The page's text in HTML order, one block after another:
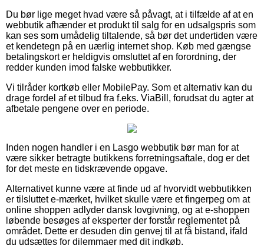
Du bør lige meget hvad være så påvagt, at i tilfælde af at en
webbutik afhænder et produkt til salg for en udsalgspris som
kan ses som umådelig tiltalende, så bør det undertiden være
et kendetegn på en uærlig internet shop. Køb med gængse
betalingskort er heldigvis omsluttet af en forordning, der
redder kunden imod falske webbutikker.
Vi tilråder kortkøb eller MobilePay. Som et alternativ kan du
drage fordel af et tilbud fra f.eks. ViaBill, forudsat du agter at
afbetale pengene over en periode.
Inden nogen handler i en Lasgo webbutik bør man for at
være sikker betragte butikkens forretningsaftale, dog er det
for det meste en tidskrævende opgave.
Alternativet kunne være at finde ud af hvorvidt webbutikken
er tilsluttet e-mærket, hvilket skulle være et fingerpeg om at
online shoppen adlyder dansk lovgivning, og at e-shoppen
løbende besøges af eksperter der forstår reglementet på
området. Dette er desuden din genvej til at få bistand, ifald
du udsættes for dilemmaer med dit indkøb.